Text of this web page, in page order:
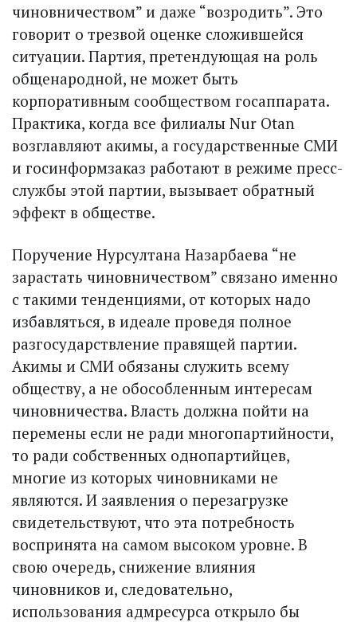
чиновничеством” и даже “возродить”. Это
говорит о трезвой оценке сложившейся
ситуации. Партия, претендующая на роль
общенародной, не может быть
корпоративным сообществом госаппарата.
Практика, когда все филиалы Nur Otan
возглавляют акимы, а государственные СМИ
и госинформзаказ работают в режиме пресс-
службы этой партии, вызывает обратный
эффект в обществе.
Поручение Нурсултана Назарбаева “не
зарастать чиновничеством” связано именно
с такими тенденциями, от которых надо
избавляться, в идеале проведя полное
разгосударствление правящей партии.
Акимы и СМИ обязаны служить всему
обществу, а не обособленным интересам
чиновничества. Власть должна пойти на
перемены если не ради многопартийности,
то ради собственных однопартийцев,
многие из которых чиновниками не
являются. И заявления о перезагрузке
свидетельствуют, что эта потребность
воспринята на самом высоком уровне. В
свою очередь, снижение влияния
чиновников и, следовательно,
использования адмресурса открыло бы